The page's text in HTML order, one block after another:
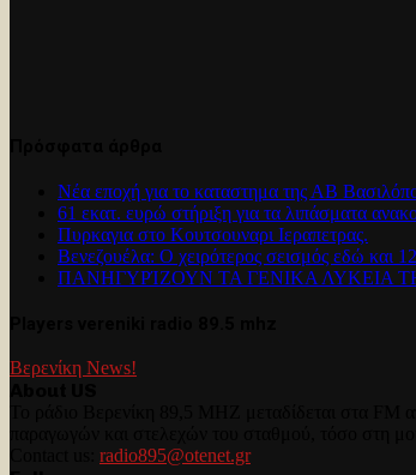
Νέα εποχή για το καταστημα της ΑΒ
61 εκατ. ευρώ στήριξη για τα λιπάσματα
Πυρκαγια στο Κουτσουναρι Ιεραπετρας.
Βενεζουέλα: Ο χειρότερος σεισμός εδώ και
ΠΑΝΗΓΥΡΊΖΟΥΝ ΤΑ ΓΕΝΙΚΑ ΛΥΚΕΙΑ
Βερενίκη News!
radio895@otenet.gr